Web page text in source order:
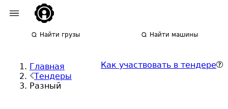
Найти грузы Найти машины
Главная
Тендеры
Разный
Как участвовать в тендере